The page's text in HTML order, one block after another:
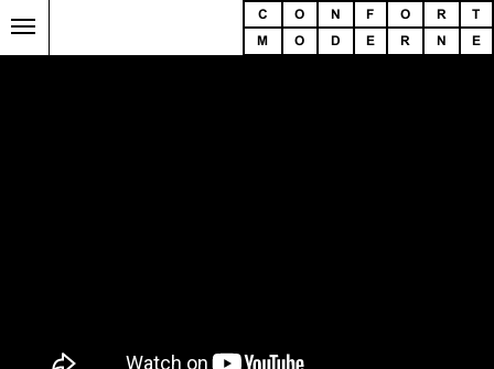
C O N F O R
T
M
O D E R N E